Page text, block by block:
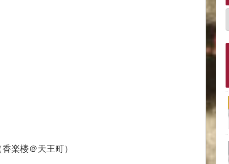
楽楼＠天王町）